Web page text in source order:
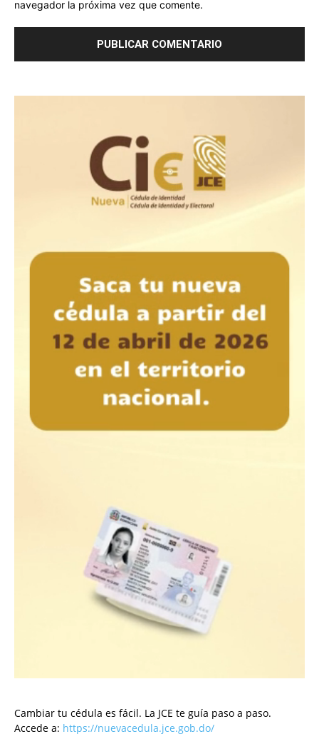
navegador la próxima vez que comente.
Cambiar tu cédula es fácil. La JCE te guía paso a paso.
Accede a: https://nuevacedula.jce.gob.do/